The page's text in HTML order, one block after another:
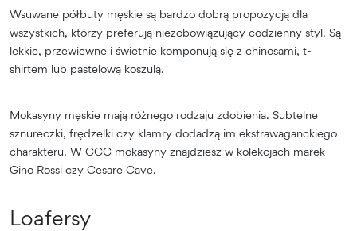
Wsuwane półbuty męskie są bardzo dobrą propozycją dla
wszystkich, którzy preferują niezobowiązujący codzienny styl. Są
lekkie, przewiewne i świetnie komponują się z chinosami, t-
shirtem lub pastelową koszulą.
Mokasyny męskie mają różnego rodzaju zdobienia. Subtelne
sznureczki, frędzelki czy klamry dodadzą im ekstrawaganckiego
charakteru. W CCC mokasyny znajdziesz w kolekcjach marek
Gino Rossi czy Cesare Cave.
Loafersy